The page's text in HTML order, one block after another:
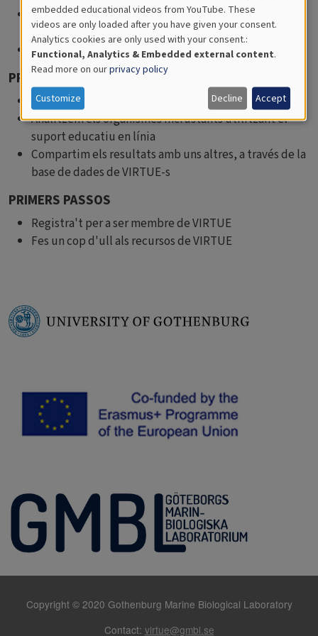
Promou la col·laboració docent a través del
currículum
Compleix els requisits curriculars
PROCÉS
Col·loquem uns discos en ecosistemes aquàtics
Analitzem els organismes incrustants utilitzant el
suport educatiu en línia
Compartim els resultats amb uns altres, a través de la
base de dades de VIRTUE-s
PRIMERS PASSOS
Registra't per a ser membre de VIRTUE
Fes un cop d'ull als recursos de VIRTUE
Copyright © 2020 Gothenburg Marine Biological Laboratory
Contact: virtue@gmbl.se
for
Educational
Analytics
embedded educational videos from YouTube. These
videos are only loaded after you have given your consent.
Analytics cookies are only used with your consent.:
Functional, Analytics & Embedded external content.
Read more on ourprivacy policy
Customize Decline Accept